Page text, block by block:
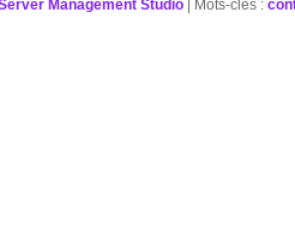
Management Studio Mots-clés :